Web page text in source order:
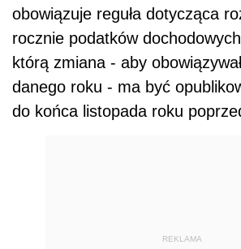
obowiązuje reguła dotycząca
rocznie podatków
którą zmiana - aby
danego roku - ma być
do końca listopada roku
REKLAMA